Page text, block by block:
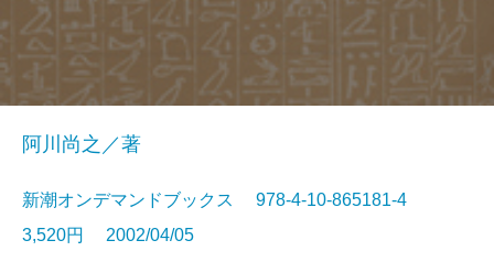
阿川尚之／著
新潮オンデマンドブックス 978-4-10-865181-4
3,520円 2002/04/05